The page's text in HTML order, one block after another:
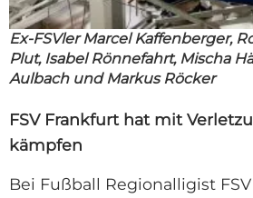
Ex-FSVler Marcel Kaffenberger,
Plut, Isabel Rönnefahrt, Mischa
Aulbach und Markus Röcker
FSV Frankfurt hat mit
kämpfen
Bei Fußball Regionalligist